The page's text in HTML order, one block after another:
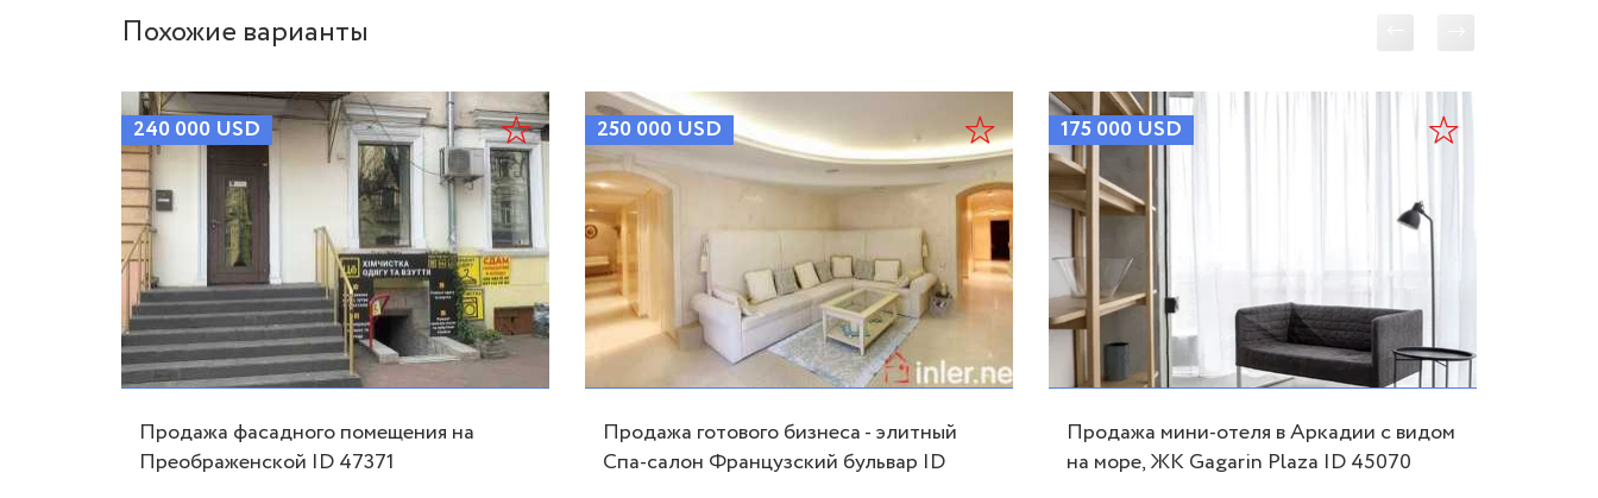
Похожие варианты
240 000 USD
Продажа фасадного помещения на
Преображенской ID 47371
250 000 USD
Продажа готового бизнеса - элитный
Спа-салон Французский бульвар ID
175 000 USD
Продажа мини-отеля в Аркадии с видом
на море, ЖК Gagarin Plaza ID 45070